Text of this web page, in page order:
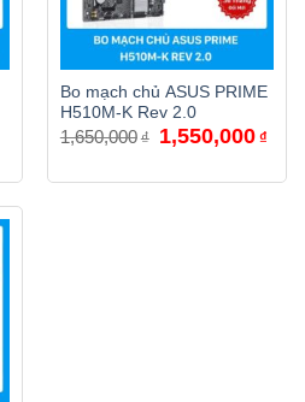
Bo mạch chủ ASUS PRIME
H510M-K Rev 2.0
1,650,000 ₫
Giá
gốc
1,650,000₫.
1,550,000 ₫Giá
hiện
là: